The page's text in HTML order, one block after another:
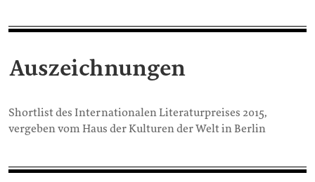
Auszeichnungen
Shortlist des Internationalen Literaturpreises 2015,
vergeben vom Haus der Kulturen der Welt in Berlin